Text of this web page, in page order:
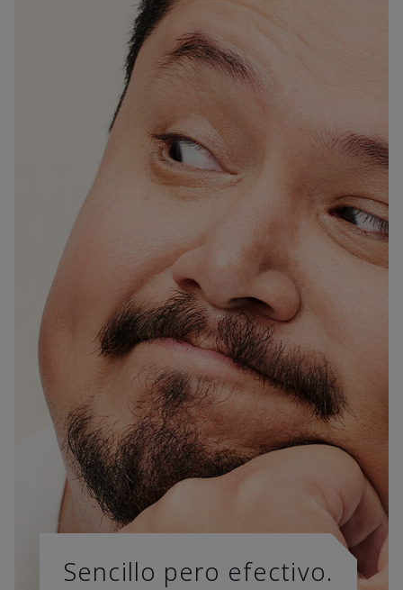
Sencillo pero efectivo.